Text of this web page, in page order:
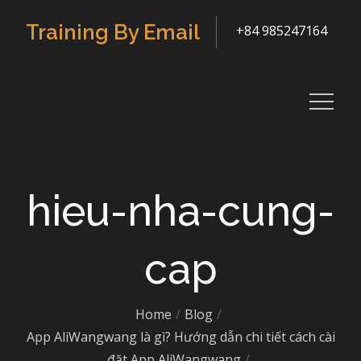
Training By Email +84 985247164
hieu-nha-cung-
cap
Home
Blog
App AliWangwang là gì? Hướng dẫn chi tiết cách cài